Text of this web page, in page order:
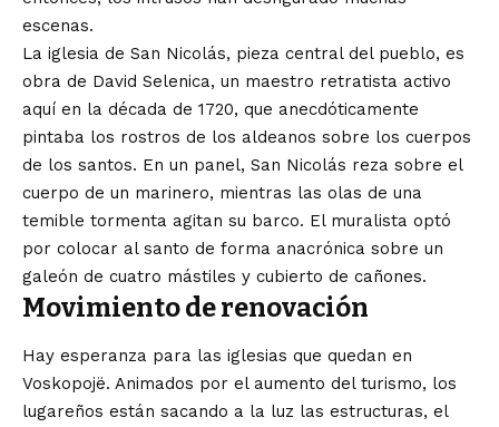
escenas.
La iglesia de San Nicolás, pieza central del pueblo, es
obra de David Selenica, un maestro retratista activo
aquí en la década de 1720, que anecdóticamente
pintaba los rostros de los aldeanos sobre los cuerpos
de los santos. En un panel, San Nicolás reza sobre el
cuerpo de un marinero, mientras las olas de una
temible tormenta agitan su barco. El muralista optó
por colocar al santo de forma anacrónica sobre un
galeón de cuatro mástiles y cubierto de cañones.
Movimiento de renovación
Hay esperanza para las iglesias que quedan en
Voskopojë. Animados por el aumento del turismo, los
lugareños están sacando a la luz las estructuras, el